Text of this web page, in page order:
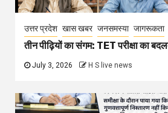
उत्तर प्रदेश खास खबर जनसमस्या जागरूकता
तीन पीढ़ियों का संगम: TET परीक्षा का
July 3, 2026 H S live news